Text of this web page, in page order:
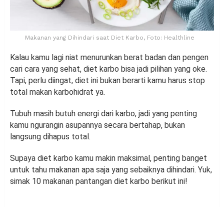
Makanan yang Dihindari saat Diet Karbo, Foto: Healthline
Kalau kamu lagi niat menurunkan berat badan dan pengen
cari cara yang sehat, diet karbo bisa jadi pilihan yang oke.
Tapi, perlu diingat, diet ini bukan berarti kamu harus stop
total makan karbohidrat ya.
Tubuh masih butuh energi dari karbo, jadi yang penting
kamu ngurangin asupannya secara bertahap, bukan
langsung dihapus total.
Supaya diet karbo kamu makin maksimal, penting banget
untuk tahu makanan apa saja yang sebaiknya dihindari. Yuk,
simak 10 makanan pantangan diet karbo berikut ini!